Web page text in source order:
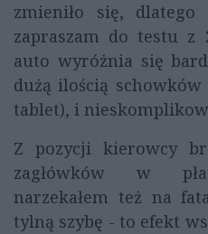
zmieniło się,
zapraszam do testu z
auto wyróżnia się
dużą ilością
tablet), i
Z pozycji kierowcy
zagłówków w
narzekałem też na
tylną szybę - to efekt